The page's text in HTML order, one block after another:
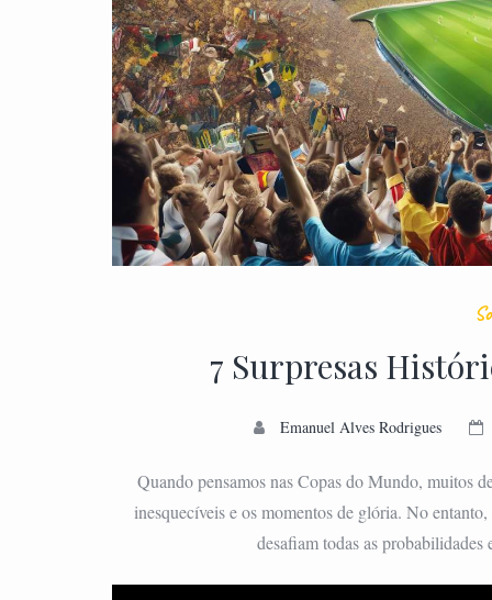
7 Surpresas
Emanuel Alves Rodrigues
Quando pensamos nas Copas do Mundo, muitos
inesquecíveis e os momentos de glória. No
desafiam todas as